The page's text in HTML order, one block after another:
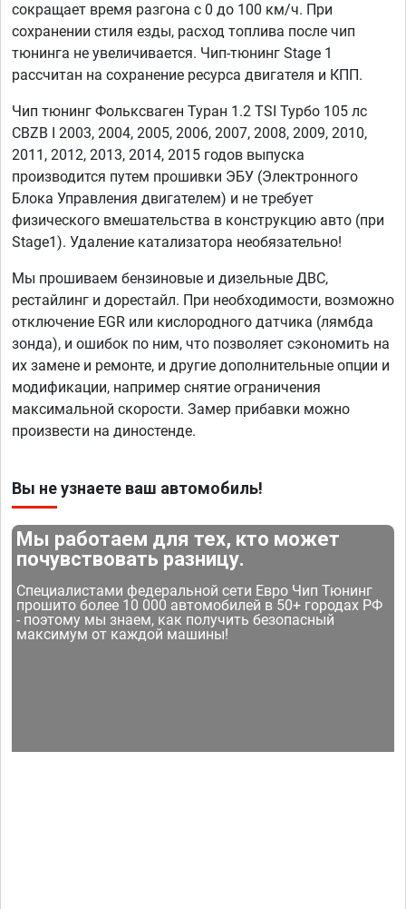
сокращает время разгона с 0 до 100 км/ч. При
сохранении стиля езды, расход топлива после чип
тюнинга не увеличивается. Чип-тюнинг Stage 1
рассчитан на сохранение ресурса двигателя и КПП.
Чип тюнинг Фольксваген Туран 1.2 TSI Турбо 105 лс
CBZB I 2003, 2004, 2005, 2006, 2007, 2008, 2009, 2010,
2011, 2012, 2013, 2014, 2015 годов выпуска
производится путем прошивки ЭБУ (Электронного
Блока Управления двигателем) и не требует
физического вмешательства в конструкцию авто (при
Stage1). Удаление катализатора необязательно!
Мы прошиваем бензиновые и дизельные ДВС,
рестайлинг и дорестайл. При необходимости, возможно
отключение EGR или кислородного датчика (лямбда
зонда), и ошибок по ним, что позволяет сэкономить на
их замене и ремонте, и другие дополнительные опции и
модификации, например снятие ограничения
максимальной скорости. Замер прибавки можно
произвести на диностенде.
Вы не узнаете ваш автомобиль!
Мы работаем для тех, кто может
почувствовать разницу.
Специалистами федеральной сети Евро Чип Тюнинг
прошито более 10 000 автомобилей в 50+ городах РФ
- поэтому мы знаем, как получить безопасный
максимум от каждой машины!